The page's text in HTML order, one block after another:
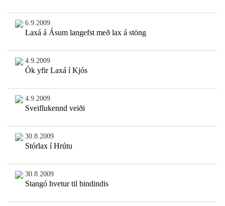
6.9.2009
Laxá á Ásum langefst með lax á stöng
4.9.2009
Ók yfir Laxá í Kjós
4.9.2009
Sveiflukennd veiði
30.8.2009
Stórlax í Hrútu
30.8.2009
Stangó hvetur til bindindis